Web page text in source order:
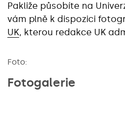
Pakliže působíte na
vám plně k dispozici
UK, kterou redakce UK
Foto:
Fotogalerie